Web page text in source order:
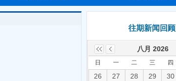
往期新闻回顾
八月 2026
日 一 二 三 四
26 27 28 29 30